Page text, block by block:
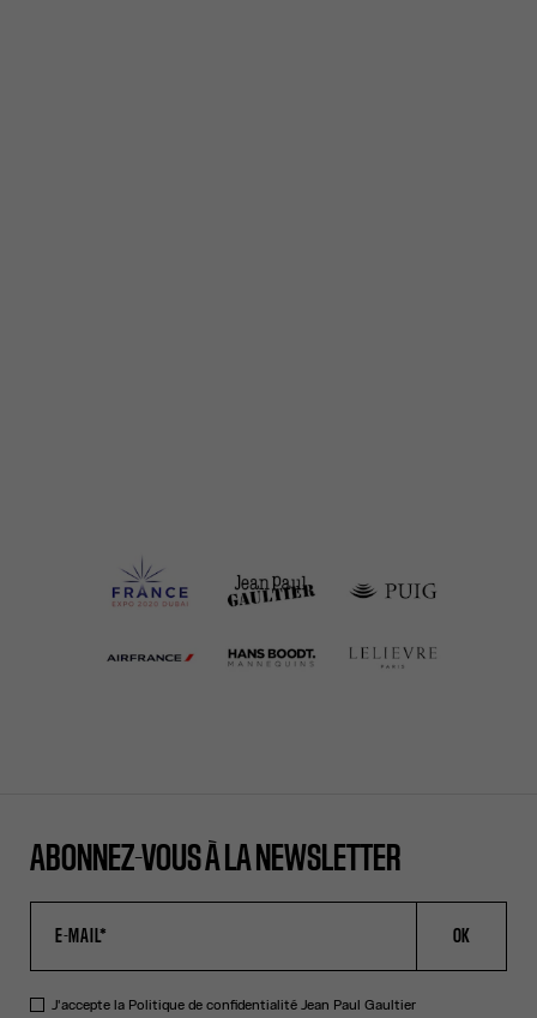
ABONNEZ-VOUS À LA NEWSLETTER
OK
J'accepte la Politique de confidentialitéJean Paul Gaultier